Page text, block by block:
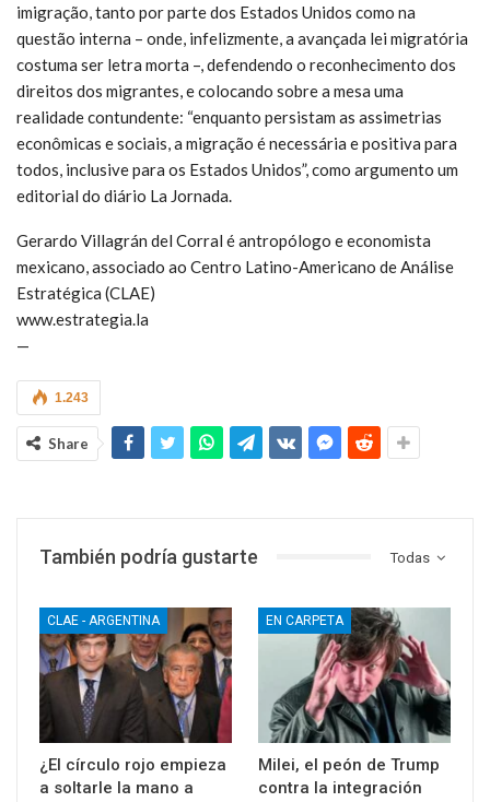
imigração, tanto por parte dos Estados Unidos como na
questão interna – onde, infelizmente, a avançada lei migratória
costuma ser letra morta –, defendendo o reconhecimento dos
direitos dos migrantes, e colocando sobre a mesa uma
realidade contundente: “enquanto persistam as assimetrias
econômicas e sociais, a migração é necessária e positiva para
todos, inclusive para os Estados Unidos”, como argumento um
editorial do diário La Jornada.
Gerardo Villagrán del Corral é antropólogo e economista
mexicano, associado ao Centro Latino-Americano de Análise
Estratégica (CLAE)
www.estrategia.la
—
1.243
Share
Todas
También podría gustarte
CLAE - ARGENTINA
¿El círculo rojo empieza
a soltarle la mano a
EN CARPETA
Milei, el peón de Trump
contra la integración